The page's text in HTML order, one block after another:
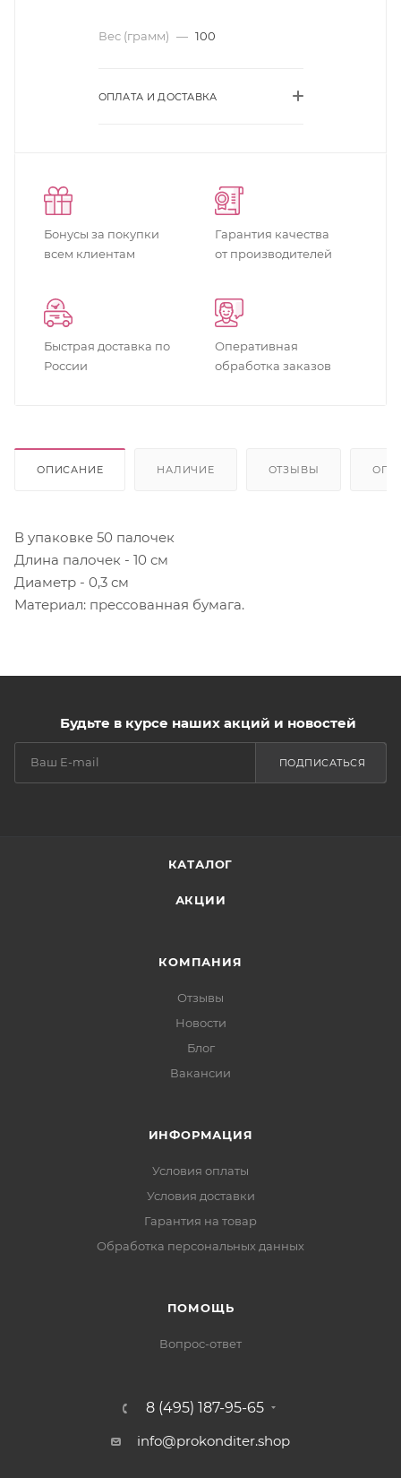
Вес (грамм) — 100
ОПЛАТА И ДОСТАВКА
Бонусы за покупки
всем клиентам
Гарантия качества
от производителей
Быстрая доставка по
России
Оперативная
обработка заказов
ОПИСАНИЕ НАЛИЧИЕ ОТЗЫВЫ
В упаковке 50 палочек
Длина палочек - 10 см
Диаметр - 0,3 см
Материал: прессованная бумага.
Будьте в курсе наших акций и новостей
ПОДПИСАТЬСЯ
КАТАЛОГ
АКЦИИ
КОМПАНИЯ
Отзывы
Новости
Блог
Вакансии
ИНФОРМАЦИЯ
Условия оплаты
Условия доставки
Гарантия на товар
Обработка персональных данных
ПОМОЩЬ
Вопрос-ответ
8 (495) 187-95-65
info@prokonditer.shop